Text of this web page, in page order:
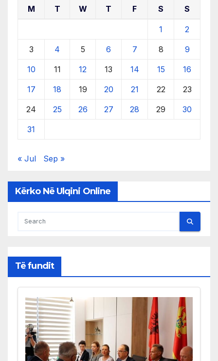
M T W T F S S
1 2
3 4 5 6 7 8 9
10 11 12 13 14 15 16
17 18 19 20 21 22 23
24 25 26 27 28 29 30
31
« Jul Sep »
Kërko Në Ulqini Online
Të fundit